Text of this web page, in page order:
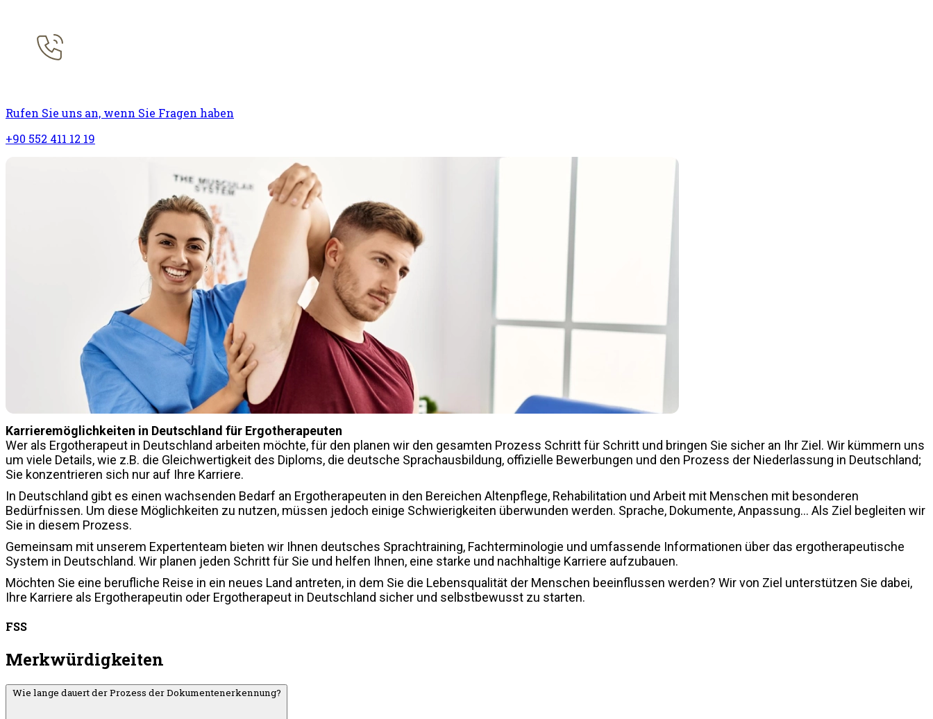
Rufen Sie uns an, wenn Sie Fragen haben
+90 552 411 12 19
Karrieremöglichkeiten in Deutschland für Ergotherapeuten
Wer als Ergotherapeut in Deutschland arbeiten möchte, für den planen wir den gesamten Prozess Schritt für Schritt und bringen Sie sicher an Ihr Ziel. Wir kümmern uns
um viele Details, wie z.B. die Gleichwertigkeit des Diploms, die deutsche Sprachausbildung, offizielle Bewerbungen und den Prozess der Niederlassung in Deutschland;
Sie konzentrieren sich nur auf Ihre Karriere.
In Deutschland gibt es einen wachsenden Bedarf an Ergotherapeuten in den Bereichen Altenpflege, Rehabilitation und Arbeit mit Menschen mit besonderen
Bedürfnissen. Um diese Möglichkeiten zu nutzen, müssen jedoch einige Schwierigkeiten überwunden werden. Sprache, Dokumente, Anpassung… Als Ziel begleiten wir
Sie in diesem Prozess.
Gemeinsam mit unserem Expertenteam bieten wir Ihnen deutsches Sprachtraining, Fachterminologie und umfassende Informationen über das ergotherapeutische
System in Deutschland. Wir planen jeden Schritt für Sie und helfen Ihnen, eine starke und nachhaltige Karriere aufzubauen.
Möchten Sie eine berufliche Reise in ein neues Land antreten, in dem Sie die Lebensqualität der Menschen beeinflussen werden? Wir von Ziel unterstützen Sie dabei,
Ihre Karriere als Ergotherapeutin oder Ergotherapeut in Deutschland sicher und selbstbewusst zu starten.
FSS
Merkwürdigkeiten
Wie lange dauert der Prozess der Dokumentenerkennung?